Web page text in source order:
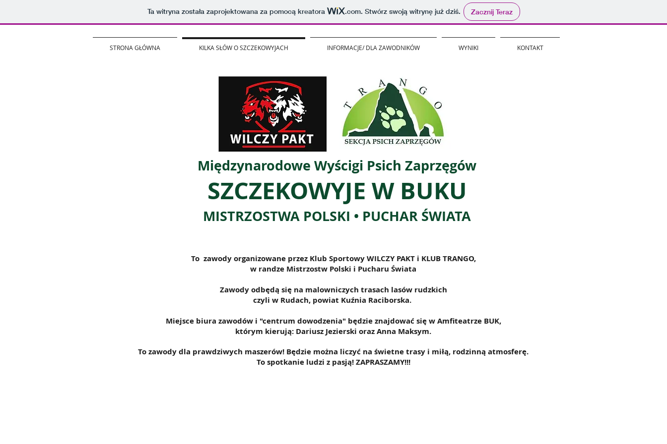
Ta witryna została zaprojektowana za pomocą kreatora .com. Stwórz swoją witrynę już dziś. Zacznij Teraz
STRONA GŁÓWNA KILKA SŁÓW O SZCZEKOWYJACH INFORMACJE/ DLA ZAWODNIKÓW WYNIKI KONTAKT
Międzynarodowe Wyścigi Psich Zaprzęgów
SZCZEKOWYJE W BUKU
MISTRZOSTWA POLSKI • PUCHAR ŚWIATA
To zawody organizowane przez Klub Sportowy WILCZY PAKT i KLUB TRANGO,
w randze Mistrzostw Polski i Pucharu Świata
Zawody odbędą się na malowniczych trasach lasów rudzkich
czyli w Rudach, powiat Kuźnia Raciborska.
Miejsce biura zawodów i "centrum dowodzenia" będzie znajdować się w Amfiteatrze BUK,
którym kierują: Dariusz Jezierski oraz Anna Maksym.
To zawody dla prawdziwych maszerów! Będzie można liczyć na świetne trasy i miłą, rodzinną atmosferę.
To spotkanie ludzi z pasją! ZAPRASZAMY!!!